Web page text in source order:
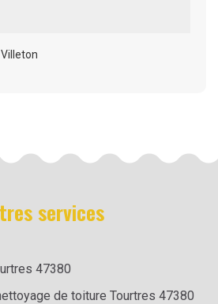
services
47380
de toiture Tourtres 47380